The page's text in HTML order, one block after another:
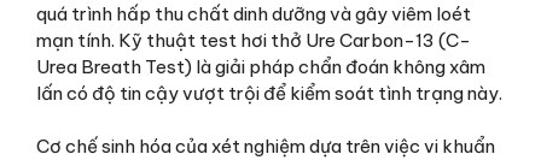
quá trình hấp thu chất dinh dưỡng và gây viêm loét
mạn tính. Kỹ thuật test hơi thở Ure Carbon-13 (C-
Urea Breath Test) là giải pháp chẩn đoán không xâm
lấn có độ tin cậy vượt trội để kiểm soát tình trạng này.
Cơ chế sinh hóa của xét nghiệm dựa trên việc vi khuẩn